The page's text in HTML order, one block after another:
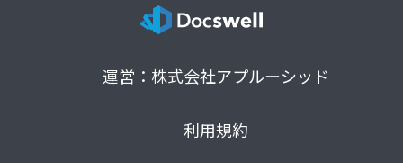
運営：株式会社アプルーシッド
利用規約